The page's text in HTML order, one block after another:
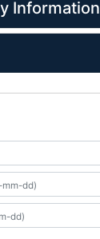
Information
mm-dd)
mm-dd)